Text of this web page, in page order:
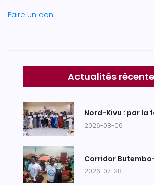
Faire un don
Actualités
Nord-Kivu : par la
2026-08-06
Corridor
2026-07-28